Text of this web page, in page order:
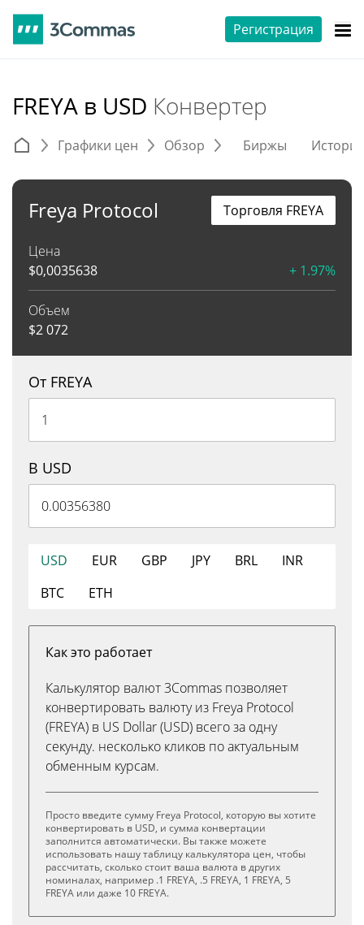
Регистрация
FREYA в USD Конвертер
Графики цен Обзор Биржы
Freya Protocol
Цена
$0,0035638 + 1.97%
Объем
$2 072
Торговля FREYA
От FREYA
В USD
USD EUR GBP JPY BRL
INR
BTC
ETH
Как это работает
Калькулятор валют 3Commas позволяет
конвертировать валюту из Freya Protocol
(FREYA) в US Dollar (USD) всего за одну
секунду. несколько кликов по актуальным
обменным курсам.
Просто введите сумму Freya Protocol, которую вы хотите
конвертировать в USD, и сумма конвертации
заполнится автоматически. Вы также можете
использовать нашу таблицу калькулятора цен, чтобы
рассчитать, сколько стоит ваша валюта в других
номиналах, например .1 FREYA, .5 FREYA, 1 FREYA, 5
FREYA или даже 10 FREYA.